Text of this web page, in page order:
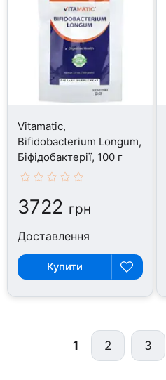
Vitamatic,
Bifidobacterium Longum,
Біфідобактерії, 100 г
3722 грн
Доставлення
Купити
1 2 3